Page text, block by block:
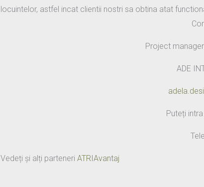
locuintelor, astfel incat clientii nostri sa obtina atat
Project
ADE
Puteți
Vedeți și alți parteneri ATRIAvantaj